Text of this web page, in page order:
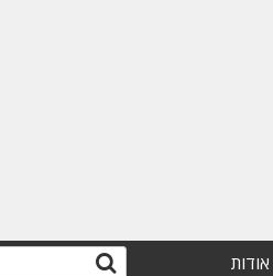
אודות